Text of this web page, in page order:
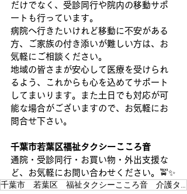
だけでなく、受診同行や院内の移動サポ
ートも行っています。
病院へ行きたいけれど移動に不安がある
方、ご家族の付き添いが難しい方は、お
気軽にご相談ください。
地域の皆さまが安心して医療を受けられ
るよう、これからも心を込めてサポート
してまいります。また土日でも対応が可
能な場合がございますので、お気軽にお
問合せ下さい。
千葉市若葉区福祉タクシーこころ音
通院・受診同行・お買い物・外出支援な
ど、お気軽にお問い合わせください。🚖✨
千葉市 若葉区 福祉タクシーこころ音 介護タクシー 外出支援